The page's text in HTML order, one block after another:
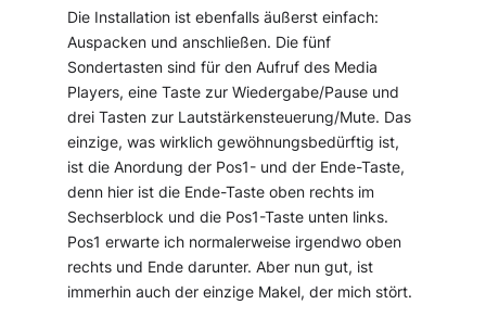
Die Installation ist ebenfalls äußerst einfach:
Auspacken und anschließen. Die fünf
Sondertasten sind für den Aufruf des Media
Players, eine Taste zur Wiedergabe/Pause und
drei Tasten zur Lautstärkensteuerung/Mute. Das
einzige, was wirklich gewöhnungsbedürftig ist,
ist die Anordung der Pos1- und der Ende-Taste,
denn hier ist die Ende-Taste oben rechts im
Sechserblock und die Pos1-Taste unten links.
Pos1 erwarte ich normalerweise irgendwo oben
rechts und Ende darunter. Aber nun gut, ist
immerhin auch der einzige Makel, der mich stört.